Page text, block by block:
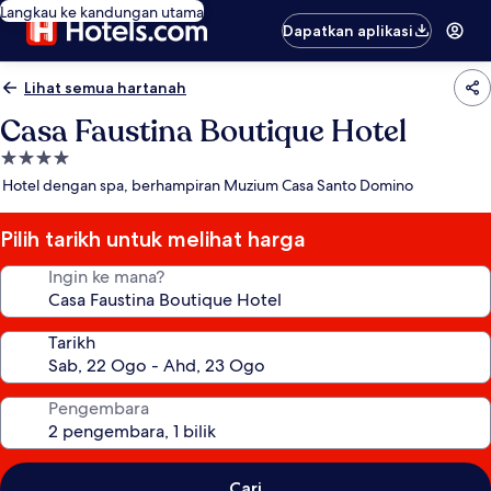
Langkau ke kandungan utama
Dapatkan aplikasi
Lihat semua hartanah
Casa Faustina Boutique Hotel
Hartanah
4.0
Hotel dengan spa, berhampiran Muzium Casa Santo Domino
Pilih tarikh untuk melihat harga
Ingin ke mana?
Tarikh
Pengembara